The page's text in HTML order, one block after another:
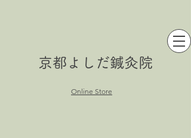
京都よしだ鍼灸院
Online Store